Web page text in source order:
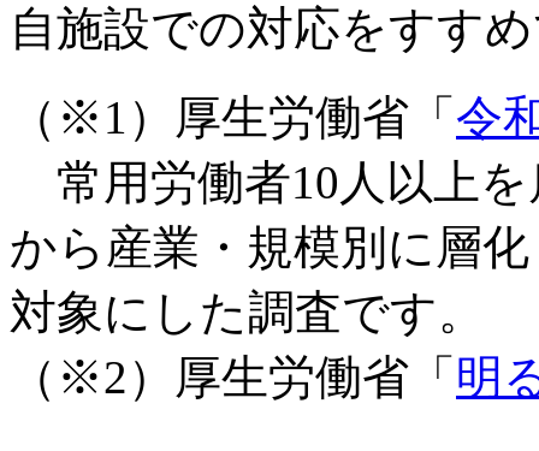
自施設での対応をすす
（※1）厚生労働省「 令
常用労働者10人以上
から産業・規模別に層
対象にした調査です。
（※2）厚生労働省「 明